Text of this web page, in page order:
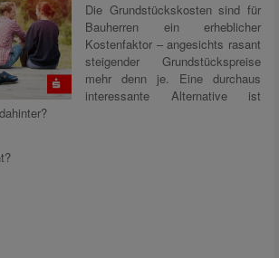
Die Grundstückskosten sind für
Bauherren ein erheblicher
Kostenfaktor – angesichts rasant
steigender Grundstückspreise
mehr denn je. Eine durchaus
interessante Alternative ist